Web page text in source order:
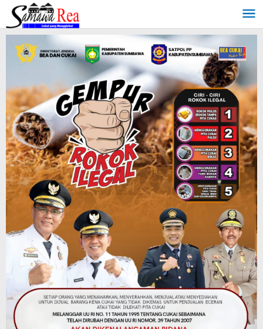
Lewati
konten